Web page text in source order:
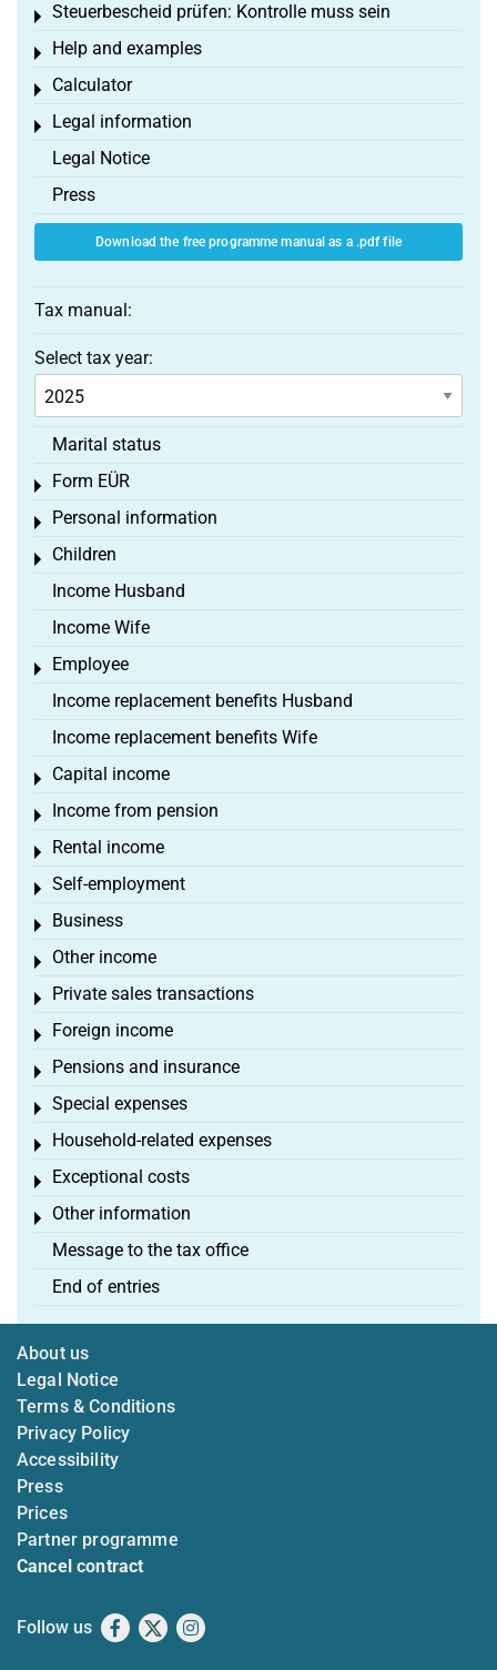
Steuerbescheid prüfen: Kontrolle muss sein
Toggle menu
Help and examples
Toggle menu
Calculator
Toggle menu
Legal information
Toggle menu
Legal Notice
Press
Download the free programme manual as a .pdf file
Tax manual:
Select tax year:
Marital status
Form EÜR
Toggle menu
Personal information
Toggle menu
Children
Toggle menu
Income Husband
Income Wife
Employee
Toggle menu
Income replacement benefits Husband
Income replacement benefits Wife
Capital income
Toggle menu
Income from pension
Toggle menu
Rental income
Toggle menu
Self-employment
Toggle menu
Business
Toggle menu
Other income
Toggle menu
Private sales transactions
Toggle menu
Foreign income
Toggle menu
Pensions and insurance
Toggle menu
Special expenses
Toggle menu
Household-related expenses
Toggle menu
Exceptional costs
Toggle menu
Other information
Toggle menu
Message to the tax office
End of entries
About us
Legal Notice
Terms & Conditions
Privacy Policy
Accessibility
Press
Prices
Partner programme
Cancel contract
Follow us Facebook
X Instagram